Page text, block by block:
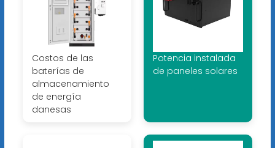
Costos de las
baterías de
almacenamiento
de energía
danesas
Potencia instalada
de paneles solares